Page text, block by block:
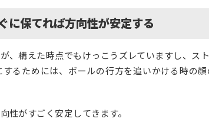
に保てれば方向性が安定する
、構えた時点でもけっこうズレていますし、ス
るためには、ボールの行方を追いかける時の
性がすごく安定してきます。